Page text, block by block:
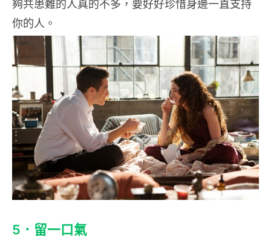
夠共患難的人真的不多，要好好珍惜身邊一直支持
你的人。
5．留一口氣